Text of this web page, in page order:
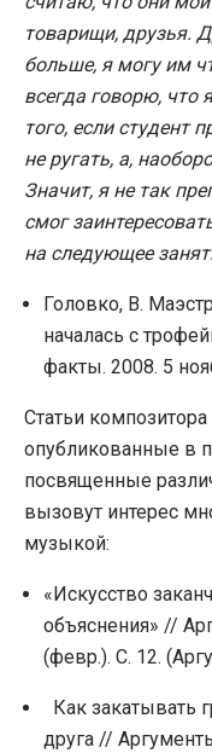
товарищи, друзья.
больше, я могу им
всегда говорю, что
того, если студент
не ругать, а,
Значит, я не так
смог
на следующее
Головко, В.
началась с
факты. 2008. 5
Статьи
опубликованные в
посвященные
вызовут интерес
музыкой:
«Искусство
объяснения» //
(февp.). С. 12.
Как закатывать
друга //